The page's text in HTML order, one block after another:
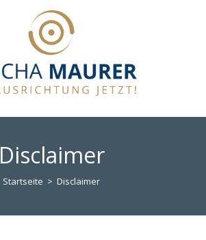
Disclaimer
Startseite > Disclaimer